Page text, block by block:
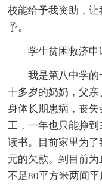
校能给予我资助，
予。
学生贫困救济申
我是第八中学的
十多岁的奶奶，父
身体长期患病，丧
工，一年也只能挣
读书。目前家里为
元的欠款。到目前
不足80平方米两间平